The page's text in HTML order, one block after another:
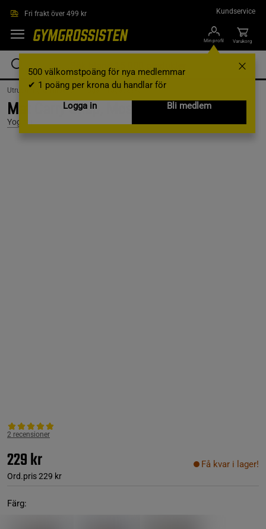
Fri frakt över 499 kr Kundservice
Min profil
500 välkomstpoäng för nya medlemmar
✔ 1 poäng per krona du handlar för
Logga in
Bli medlem
Varukorg
Utrustning & Tillbehör / Yoga /Yogaväskor
Mat Carry Strap, Moss Green
Yogiraj
2 recensioner
229 kr
Ord.pris229 kr
Få kvar i lager!
Färg: